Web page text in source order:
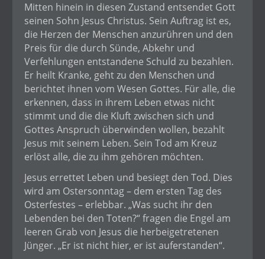
Mitten hinein in diesen Zustand entsendet Gott
seinen Sohn Jesus Christus. Sein Auftrag ist es,
die Herzen der Menschen anzurühren und den
Preis für die durch Sünde, Abkehr und
Verfehlungen entstandene Schuld zu bezahlen.
Er heilt Kranke, geht zu den Menschen und
berichtet ihnen vom Wesen Gottes. Für alle, die
erkennen, dass in ihrem Leben etwas nicht
stimmt und die die Kluft zwischen sich und
Gottes Anspruch überwinden wollen, bezahlt
Jesus mit seinem Leben. Sein Tod am Kreuz
erlöst alle, die zu ihm gehören möchten.
Jesus errettet Leben und besiegt den Tod. Dies
wird am Ostersonntag – dem ersten Tag des
Osterfestes – erlebbar. „Was sucht ihr den
Lebenden bei den Toten?“ fragen die Engel am
leeren Grab von Jesus die herbeigetretenen
Jünger. „Er ist nicht hier, er ist auferstanden“.